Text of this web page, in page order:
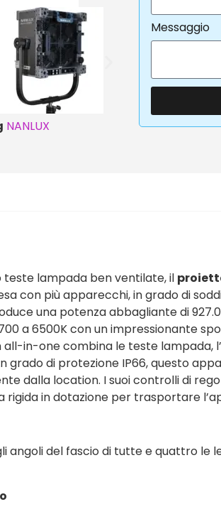
NANLUX
Messaggio
teste lampada ben ventilate, il
con più apparecchi, in grado di
una potenza abbagliante di
a 6500K con un impressionante
in-one combina le teste lampada,
grado di protezione IP66, questo
dalla location. I suoi controlli di
in dotazione per trasportare
del fascio di tutte e quattro